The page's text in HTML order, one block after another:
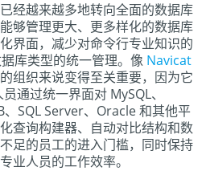
经越来越多地转向全面的数据库
够管理更大、更多样化的数据库
界面，减少对命令行专业知识的
库类型的统一管理。像 Navicat
组织来说变得至关重要，因为它
通过统一界面对 MySQL、
SQL Server、Oracle 和其他平
查询构建器、自动对比结构和数
足的员工的进入门槛，同时保持
业人员的工作效率。